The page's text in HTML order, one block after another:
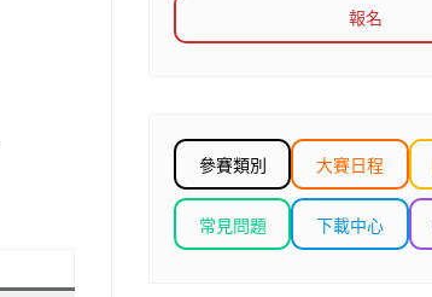
報名
參賽類別 大賽日程
常見問題 下載中心